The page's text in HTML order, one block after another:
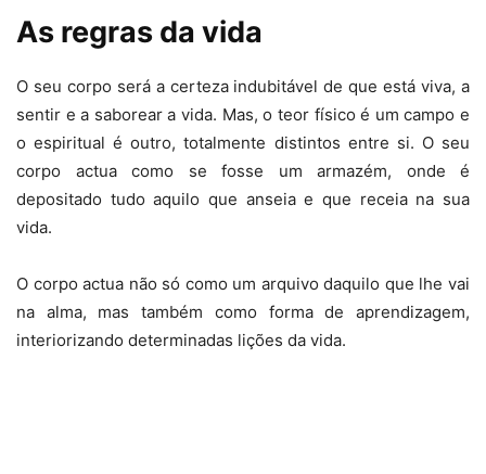
As regras da vida
O seu corpo será a certeza indubitável de que está viva, a
sentir e a saborear a vida. Mas, o teor físico é um campo e
o espiritual é outro, totalmente distintos entre si. O seu
corpo actua como se fosse um armazém, onde é
depositado tudo aquilo que anseia e que receia na sua
vida.
O corpo actua não só como um arquivo daquilo que lhe vai
na alma, mas também como forma de aprendizagem,
interiorizando determinadas lições da vida.